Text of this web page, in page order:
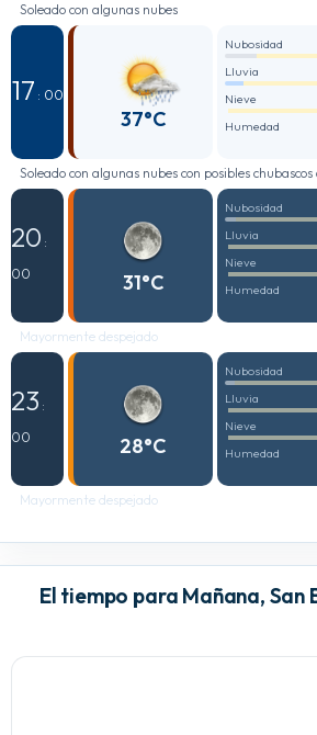
Soleado con algunas nubes
17 : 00
37°C
Nubosidad
Lluvia
Nieve
Humedad
Soleado con algunas nubes con posibles
20 :
00
31°C
Nubosidad
Lluvia
Nieve
Humedad
Mayormente despejado
23 :
00
28°C
Nubosidad
Lluvia
Nieve
Humedad
Mayormente despejado
El tiempo para Mañana, San